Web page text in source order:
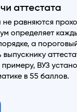
аттестата
равняются
определяет
а
выпускнику
ВУЗ
в 55 баллов.